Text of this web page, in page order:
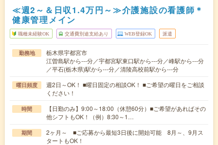
≪週2～＆日収1.4万円～≫介護施設の看護師＊
健康管理メイン
職種未経験OK 交通費別途支給あり WEB登録OK 派遣
勤務地
栃木県宇都宮市
江曽島駅から---分／宇都宮駅東口駅から---分／峰駅から---分
／平石(栃木県)駅から---分／清陵高校前駅から---分
曜日頻度
週2日～OK！ ■曜日固定の相談OK！ ■ご希望の曜日をご相談
ください！
時間
【日勤のみ】9:00～18:00（休憩60分）■ご希望があればその
他シフトもOK！（例）8:30～1…
期間
2ヶ月～ ■ご応募から最短3日後に開始可能 8月～、9月ス
タートもOK！